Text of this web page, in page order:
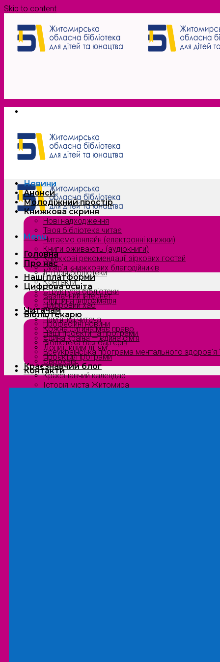
Skip to content
Menu
Головна
Про нас
Історія бібліотеки
Контакти
Структура бібліотеки
Офіційна інформація
Читачам
Пам’ятка читача
Кожна дитина має право
Єдина країна — єдина сім’я
Допитливим дітям
Проєкти/Програми
Краєзнавчий блог
Краєзнавчий календар
Історія міста Житомира
Новини
Анонси
Молодіжний простір
Книжкова скриня
Нові надходження
Твоя бібліотека читає
Читаємо онлайн (електронні книжки)
Книги оживають (аудіокниги)
Книжкові рекомендації зіркових гостей
Сузірʼя книжкових благодійників
Наші платформи
Цифрова освіта
Безпечний інтернет
Цифровий хаб
Бібліотекарю
Професійні новини
Наші проєкти та програми
Бібліотека без бар’єрів
Всеукраїнська програма ментального здоров’я
Євроквіз
Контакти